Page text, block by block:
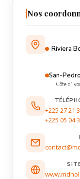
Nos
Riviera
San-
Côte
+225 27 21
+225 05 04